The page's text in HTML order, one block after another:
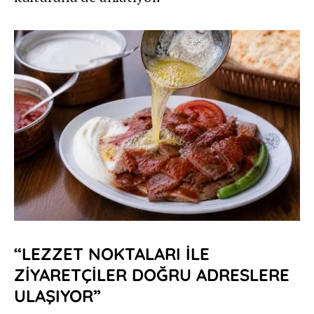
“LEZZET NOKTALARI İLE
ZİYARETÇİLER DOĞRU ADRESLERE
ULAŞIYOR”